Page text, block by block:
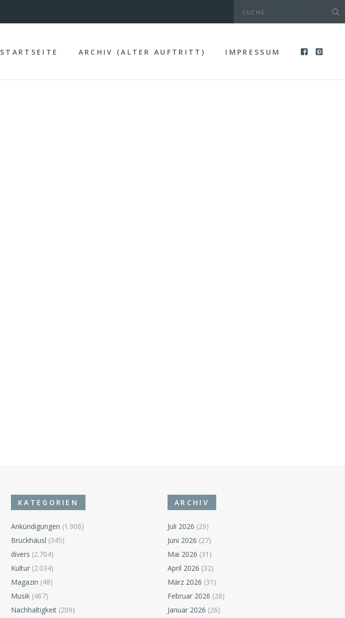
STARTSEITE ARCHIV (ALTER AUFTRITT) IMPRESSUM
KATEGORIEN
Ankündigungen (1.906)
Bruckhäusl (345)
divers (2.704)
Kultur (2.034)
Magazin (48)
Musik (467)
Nachhaltigkeit (209)
ARCHIV
Juli 2026 (29)
Juni 2026 (27)
Mai 2026 (31)
April 2026 (32)
März 2026 (31)
Februar 2026 (28)
Januar 2026 (26)